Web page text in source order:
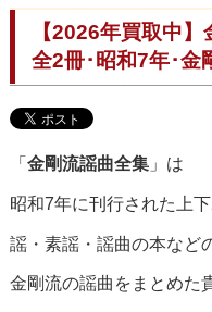
【2026年買取中
全2冊･昭和7年･金
「 金剛流謡曲全集」は
昭和7年に刊行された上
謡・素謡・謡曲の本など
金剛流の謡曲をまとめた